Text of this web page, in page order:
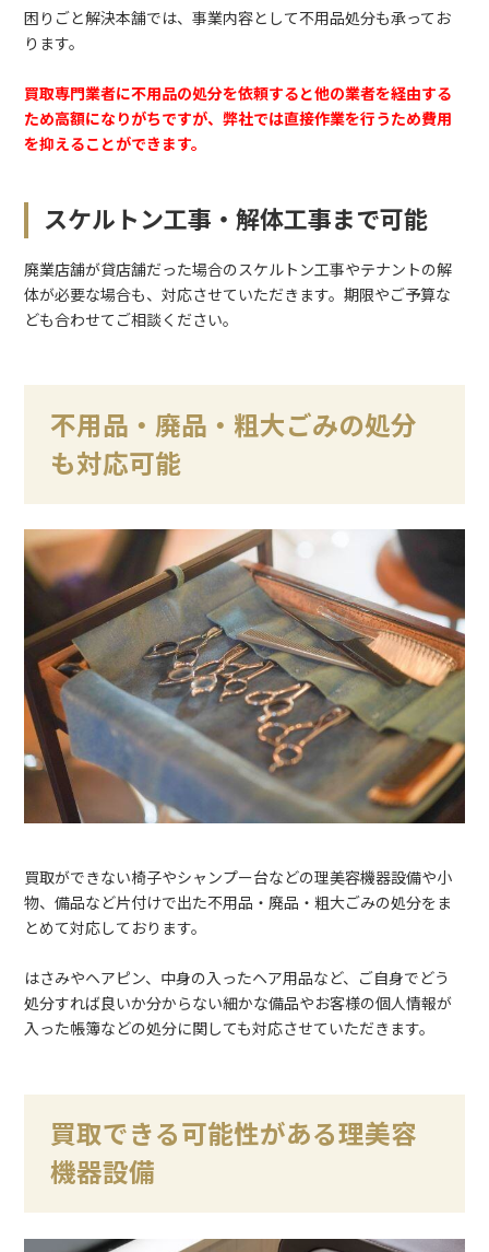
困りごと解決本舗では、事業内容として不用品処分も承ってお
ります。
買取専門業者に不用品の処分を依頼すると他の業者を経由する
ため高額になりがちですが、弊社では直接作業を行うため費用
を抑えることができます。
スケルトン工事・解体工事まで可能
廃業店舗が貸店舗だった場合のスケルトン工事やテナントの解
体が必要な場合も、対応させていただきます。期限やご予算な
ども合わせてご相談ください。
不用品・廃品・粗大ごみの処分
も対応可能
買取ができない椅子やシャンプー台などの理美容機器設備や小
物、備品など片付けで出た不用品・廃品・粗大ごみの処分をま
とめて対応しております。
はさみやヘアピン、中身の入ったヘア用品など、ご自身でどう
処分すれば良いか分からない細かな備品やお客様の個人情報が
入った帳簿などの処分に関しても対応させていただきます。
買取できる可能性がある理美容
機器設備